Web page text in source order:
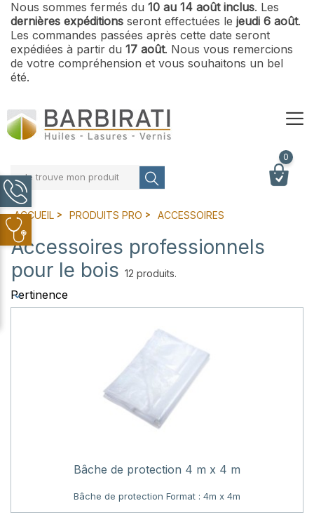
Nous sommes fermés du 10 au 14 août inclus. Les
dernières expéditions seront effectuées le jeudi 6 août.
Les commandes passées après cette date seront
expédiées à partir du 17 août. Nous vous remercions
de votre compréhension et vous souhaitons un bel
été.
Je trouve mon produit
0
ACCUEIL PRODUITS PRO ACCESSOIRES
Accessoires professionnels
pour le bois 12 produits.
Pertinence
Bâche de protection 4 m x 4 m
Bâche de protection Format : 4m x 4m